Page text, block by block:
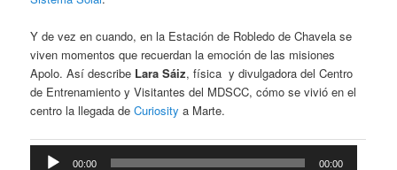
Y de vez en cuando, en la Estación de Robledo de Chavela se
viven momentos que recuerdan la emoción de las misiones
Apolo. Así describe Lara Sáiz, física y divulgadora del Centro
de Entrenamiento y Visitantes del MDSCC, cómo se vivió en el
centro la llegada deCuriosity a Marte.
Reproductor
00:00 00:00